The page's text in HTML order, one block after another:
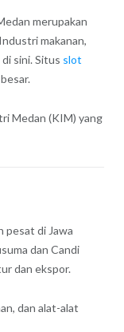
merupakan
makanan,
sini. Situs slot
Medan (KIM) yang
pesat di Jawa
dan Candi
dan ekspor.
dan alat-alat